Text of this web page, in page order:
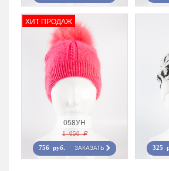
ХИТ ПРОДАЖ
058УН
1 050 r
756 руб. ЗАКАЗАТЬ 325